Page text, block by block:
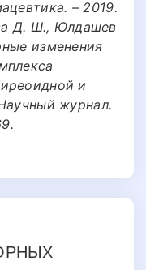
– 2019.
Д. Ш., Юлдашев
изменения
и
журнал.